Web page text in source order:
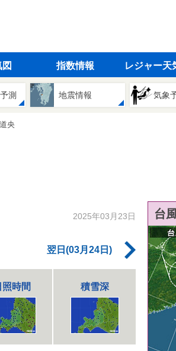
指数情報 レジャー天
測 地震情報 気象
道央
2025年03月23日
翌日(03月24日)
照時間 積雪深
台